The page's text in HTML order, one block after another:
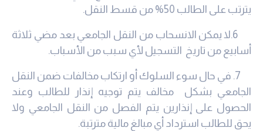
يترتب على الطالب 50% من قسط النقل.
6.لا يمكن الانسحاب من النقل الجامعي بعد مضي ثلاثة
أسابيع من تاريخ التسجيل لأي سبب من الأسباب.
7. في حال سوء السلوك أو ارتكاب مخالفات ضمن النقل
الجامعي بشكل مخالف يتم توجيه إنذار للطالب وعند
الحصول على إنذارين يتم الفصل من النقل الجامعي ولا
يحق للطالب استرداد أي مبالغ مالية مترتبة.